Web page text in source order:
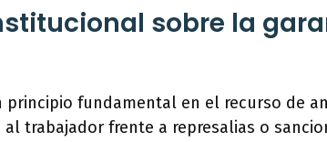
sobre la
principio fundamental en el recurso de
trabajador frente a represalias o